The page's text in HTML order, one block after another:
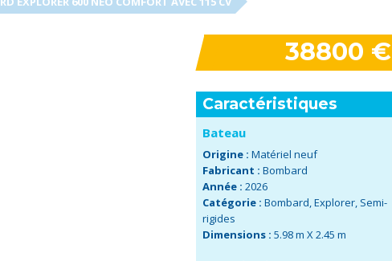
38800 €
Caractéristiques
Bateau
Origine :Matériel neuf
Fabricant :Bombard
Année :2026
Catégorie :Bombard,Explorer, Semi-
rigides
Dimensions :5.98 m X 2.45 m